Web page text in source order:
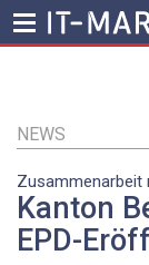
Inhalt
NEWS
Zusammenarbeit
Kanton
EPD-